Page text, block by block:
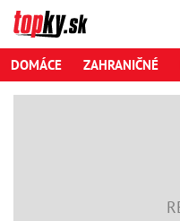
DOMÁCE ZAHRANIČNÉ